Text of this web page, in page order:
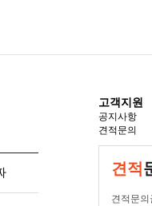
고객지원
공지사항
견적문의
견적
견적문